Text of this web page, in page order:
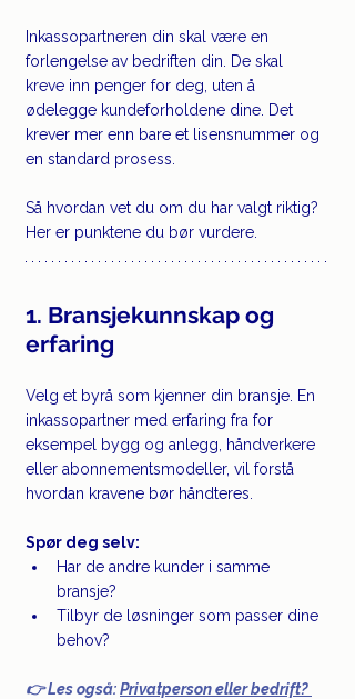
Inkassopartneren din skal være en
forlengelse av bedriften din. De skal
kreve inn penger for deg, uten å
ødelegge kundeforholdene dine. Det
krever mer enn bare et lisensnummer og
en standard prosess.
Så hvordan vet du om du har valgt riktig?
Her er punktene du bør vurdere.
1. Bransjekunnskap og
erfaring
Velg et byrå som kjenner din bransje. En
inkassopartner med erfaring fra for
eksempel bygg og anlegg, håndverkere
eller abonnementsmodeller, vil forstå
hvordan kravene bør håndteres.
Spør deg selv:
Har de andre kunder i samme
bransje?
Tilbyr de løsninger som passer dine
behov?
👉 Les også: Privatperson eller bedrift?